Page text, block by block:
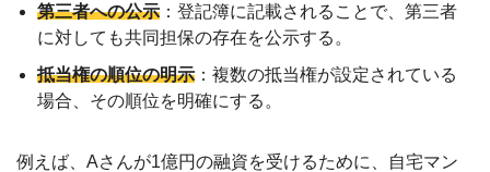
第三者への公示 ：登記簿に記載されることで、第三者
に対しても共同担保の存在を公示する。
抵当権の順位の明示 ：複数の抵当権が設定されている
場合、その順位を明確にする。
例えば、Aさんが1億円の融資を受けるために、自宅マン